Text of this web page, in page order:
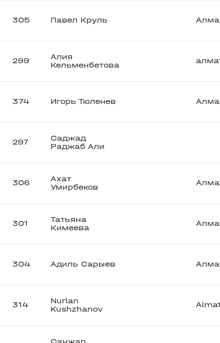
305 Павел Круль
299
Алия
Кельменбетова
374 Игорь Тюленев
297
Саджад
Раджаб Али
306
Ахат
Умирбеков
301
Татьяна
Кимеева
304 Адиль Сарыев
314
Nurlan
Kushzhanov